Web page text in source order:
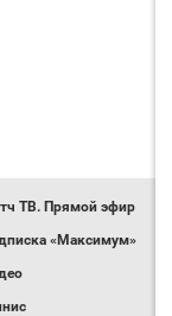
ТВ. Прямой эфир
«Максимум»